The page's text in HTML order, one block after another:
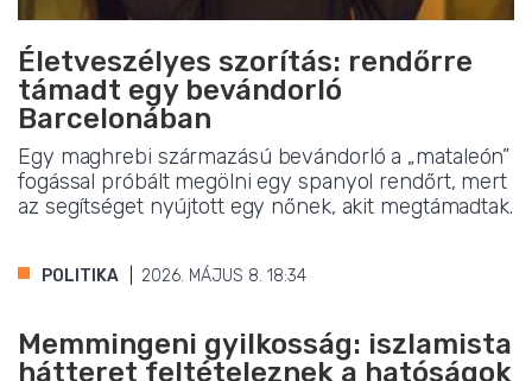
Életveszélyes szorítás: rendőrre
támadt egy bevándorló
Barcelonában
Egy maghrebi származású bevándorló a „mataleón”
fogással próbált megölni egy spanyol rendőrt, mert
az segítséget nyújtott egy nőnek, akit megtámadtak.
POLITIKA 2026. MÁJUS 8. 18:34
Memmingeni gyilkosság: iszlamista
hátteret feltételeznek a hatóságok